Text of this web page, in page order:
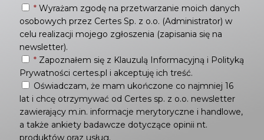
* Wyrażam zgodę na przetwarzanie moich danych
osobowych przez Certes Sp. z o.o. (Administrator) w
celu realizacji mojego zgłoszenia (zapisania się na
newsletter).
* Zapoznałem się z Klauzulą Informacyjną i Polityką
Prywatności certes.pl i akceptuję ich treść.
Oświadczam, że mam ukończone co najmniej 16
lat i chcę otrzymywać od Certes sp. z o.o. newsletter
zawierający m.in. informacje merytoryczne i handlowe,
a także ankiety badawcze dotyczące opinii nt.
produktów oraz usług.